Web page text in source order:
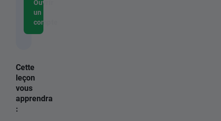
Ouvrir
un
compte
Cette
leçon
vous
apprendra
: